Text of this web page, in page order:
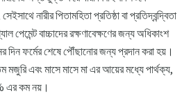
নারীর পিতামহিতা প্রতিষ্ঠা বা প্রতিদ্বন্দ্বিতা
পেমেন্ট বাচ্চাদের রক্ষণাবেক্ষণের জন্য অধিকাংশ
দিন ফর্মের শেষে পৌঁছানোর জন্য প্রদান করা হয়।
মজুরি এবং মাসে মাসে মা এর আয়ের মধ্যে পার্থক্য,
এর কম নয়।